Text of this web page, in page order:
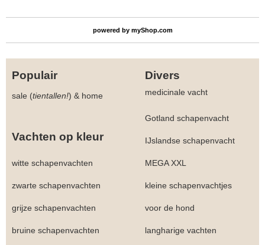
powered by myShop.com
Populair Divers
sale (tientallen!) & home medicinale vacht
Gotland schapenvacht
Vachten op kleur IJslandse schapenvacht
witte schapenvachten MEGA XXL
zwarte schapenvachten kleine schapenvachtjes
grijze schapenvachten voor de hond
bruine schapenvachten langharige vachten